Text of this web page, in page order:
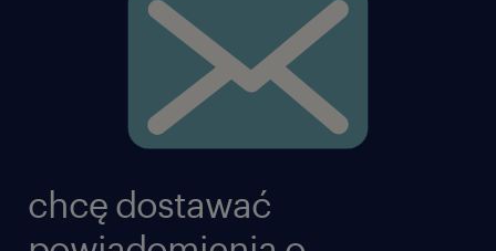
chcę dostawać